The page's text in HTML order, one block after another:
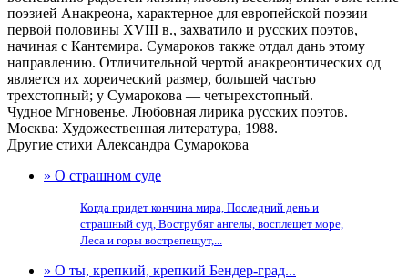
поэзией Анакреона, характерное для европейской поэзии
первой половины XVIII в., захватило и русских поэтов,
начиная с Кантемира. Сумароков также отдал дань этому
направлению. Отличительной чертой анакреонтических од
является их хореический размер, большей частью
трехстопный; у Сумарокова — четырехстопный.
Чудное Мгновенье. Любовная лирика русских поэтов.
Москва: Художественная литература, 1988.
Другие стихи Александра Сумарокова
» О страшном суде
Когда придет кончина мира, Последний день и
страшный суд, Вострубят ангелы, восплещет море,
Леса и горы вострепещут,...
» О ты, крепкий, крепкий Бендер-град...